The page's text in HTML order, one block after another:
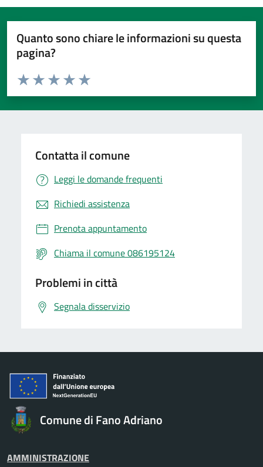
Quanto sono chiare le informazioni su questa
pagina?
Valuta da 1 a 5 stelle la pagina
Valuta 5 stelle su 5
Valuta 4 stelle su 5
Valuta 3 stelle su 5
Valuta 2 stelle su 5
Valuta 1 stelle su 5
Contatta il comune
Leggi le domande frequenti
Richiedi assistenza
Prenota appuntamento
Chiama il comune 086195124
Problemi in città
Segnala disservizio
Comune di Fano Adriano
AMMINISTRAZIONE